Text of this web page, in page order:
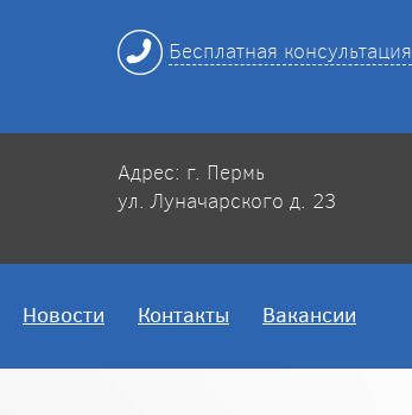
Бесплатная консультация
Адрес: г. Пермь
ул. Луначарского д. 23
Новости Контакты Вакансии